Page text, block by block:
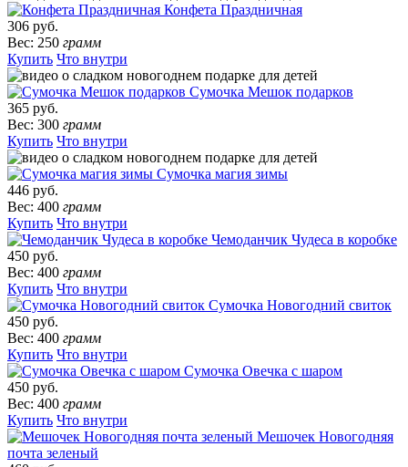
Конфета Праздничная
306 руб.
Вес: 250 грамм
Купить Что внутри
Сумочка Мешок подарков
365 руб.
Вес: 300 грамм
Купить Что внутри
Сумочка магия зимы
446 руб.
Вес: 400 грамм
Купить Что внутри
Чемоданчик Чудеса в коробке
450 руб.
Вес: 400 грамм
Купить Что внутри
Сумочка Новогодний свиток
450 руб.
Вес: 400 грамм
Купить Что внутри
Сумочка Овечка с шаром
450 руб.
Вес: 400 грамм
Купить Что внутри
Мешочек Новогодняя
почта зеленый